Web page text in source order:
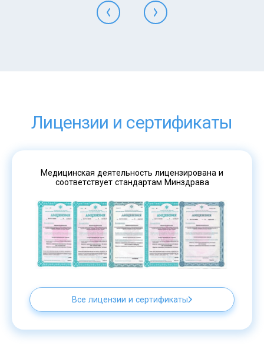
Лицензии и сертификаты
Медицинская деятельность лицензирована и
соответствует стандартам Минздрава
Все лицензии и сертификаты